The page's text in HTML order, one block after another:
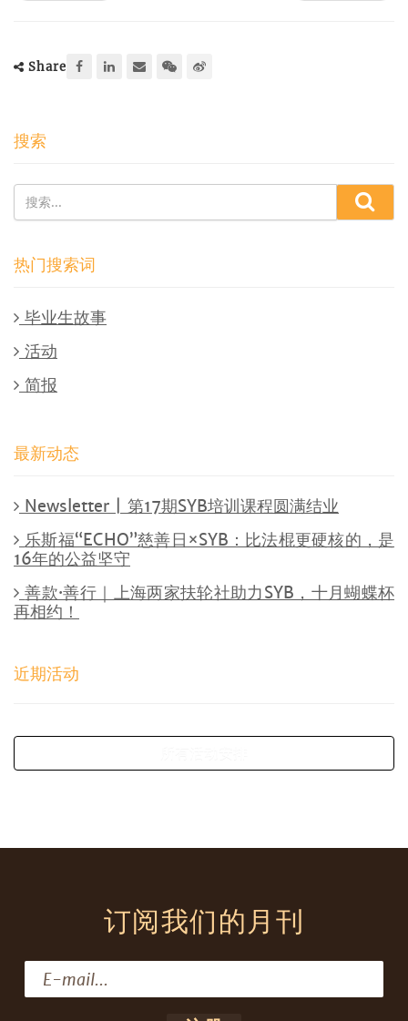
Share
搜索
热门搜索词
毕业生故事
活动
简报
最新动态
Newsletter | 第17期SYB培训课程圆满结业
乐斯福“ECHO”慈善日×SYB：比法棍更硬核的，是
16年的公益坚守
善款·善行｜上海两家扶轮社助力SYB，十月蝴蝶杯
再相约！
近期活动
订阅我们的月刊